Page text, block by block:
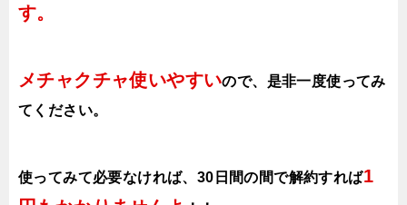
す。
メチャクチャ使いやすいので、 是非一度使ってみ
てください。
使ってみて必要なければ、30日間の間で解約すれば1